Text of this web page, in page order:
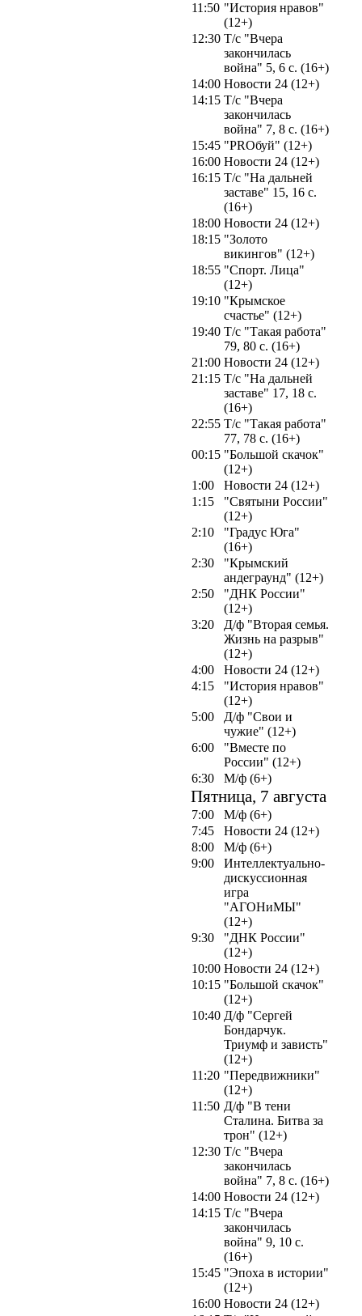
11:50 "История нравов"
(12+)
12:30 Т/с "Вчера
закончилась
война" 5, 6 с. (16+)
14:00 Новости 24 (12+)
14:15 Т/с "Вчера
закончилась
война" 7, 8 с. (16+)
15:45 "PROбуй" (12+)
16:00 Новости 24 (12+)
16:15 Т/с "На дальней
заставе" 15, 16 с.
(16+)
18:00 Новости 24 (12+)
18:15 "Золото
викингов" (12+)
18:55 "Спорт. Лица"
(12+)
19:10 "Крымское
счастье" (12+)
19:40 Т/с "Такая работа"
79, 80 с. (16+)
21:00 Новости 24 (12+)
21:15 Т/с "На дальней
заставе" 17, 18 с.
(16+)
22:55 Т/с "Такая работа"
77, 78 с. (16+)
00:15 "Большой скачок"
(12+)
1:00
Новости 24 (12+)
1:15
"Святыни России"
(12+)
2:10
"Градус Юга"
(16+)
2:30
"Крымский
андеграунд" (12+)
2:50
"ДНК России"
(12+)
3:20
Д/ф "Вторая семья.
Жизнь на разрыв"
(12+)
4:00
Новости 24 (12+)
4:15
"История нравов"
(12+)
5:00
Д/ф "Свои и
чужие" (12+)
6:00
"Вместе по
России" (12+)
6:30
М/ф (6+)
Пятница, 7 августа
7:00
М/ф (6+)
7:45
Новости 24 (12+)
8:00
М/ф (6+)
9:00
Интеллектуально-
дискуссионная
игра
"АГОНиМЫ"
(12+)
9:30
"ДНК России"
(12+)
10:00 Новости 24 (12+)
10:15 "Большой скачок"
(12+)
10:40 Д/ф "Сергей
Бондарчук.
Триумф и зависть"
(12+)
11:20 "Передвижники"
(12+)
11:50 Д/ф "В тени
Сталина. Битва за
трон" (12+)
12:30 Т/с "Вчера
закончилась
война" 7, 8 с. (16+)
14:00 Новости 24 (12+)
14:15 Т/с "Вчера
закончилась
война" 9, 10 с.
(16+)
15:45 "Эпоха в истории"
(12+)
16:00 Новости 24 (12+)